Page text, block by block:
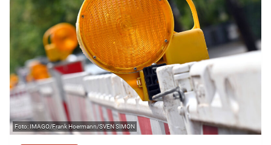
IMAGO/Frank Hoermann/SVEN SIMON